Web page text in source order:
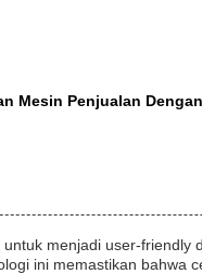
Mesin Penjualan
menjadi user-
ini memastikan bahwa